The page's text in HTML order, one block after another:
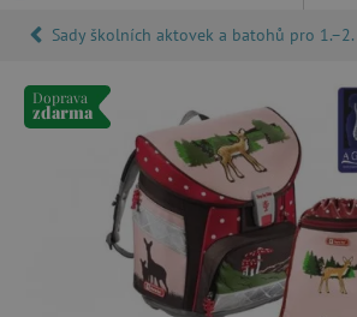
Sady školních aktovek a batohů pro
Doprava
zdarma